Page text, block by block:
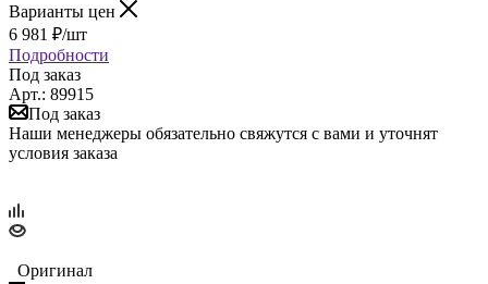
Варианты цен
6 981 ₽/шт
Подробности
Под заказ
Арт.: 89915
Под заказ
Наши менеджеры обязательно свяжутся с вами и уточнят
условия заказа
Оригинал